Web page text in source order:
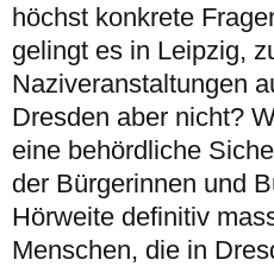
höchst konkrete
gelingt es in Leipzig,
Naziveranstaltungen
Dresden aber nicht?
eine behördliche
der Bürgerinnen und
Hörweite definitiv
Menschen, die in